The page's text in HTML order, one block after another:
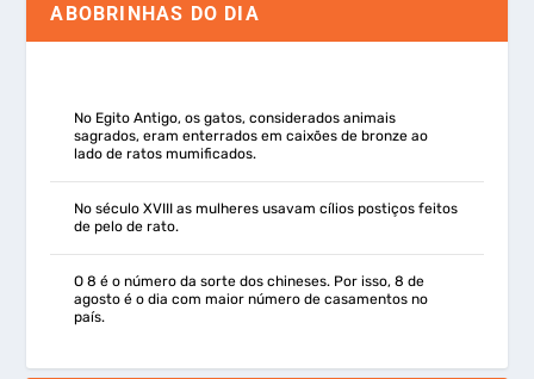
ABOBRINHAS DO DIA
No Egito Antigo, os gatos, considerados animais
sagrados, eram enterrados em caixões de bronze ao
lado de ratos mumificados.
No século XVIII as mulheres usavam cílios postiços feitos
de pelo de rato.
O 8 é o número da sorte dos chineses. Por isso, 8 de
agosto é o dia com maior número de casamentos no
país.